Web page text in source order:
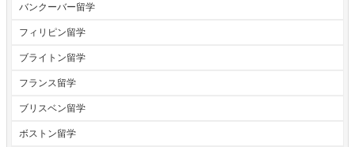
バンクーバー留学
フィリピン留学
ブライトン留学
フランス留学
ブリスベン留学
ボストン留学